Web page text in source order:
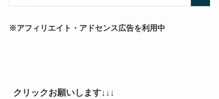
※アフィリエイト・アドセンス広告を利用中
クリックお願いします↓↓↓